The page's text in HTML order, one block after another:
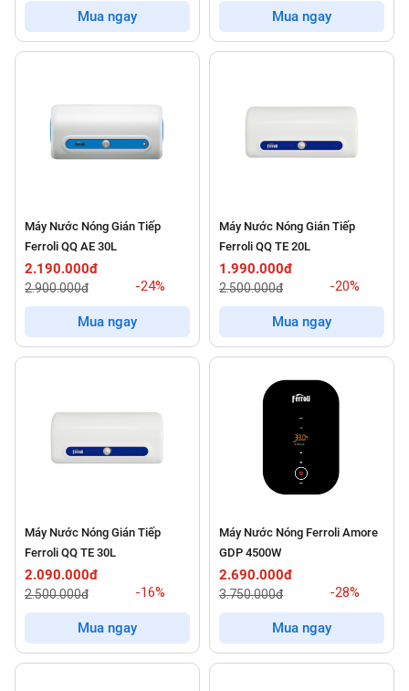
Mua ngay Mua ngay
Máy Nước Nóng Gián Tiếp
Ferroli QQ AE 30L
2.190.000đ
2.900.000đ -24%
Mua ngay
Máy Nước Nóng Gián Tiếp
Ferroli QQ TE 20L
1.990.000đ
2.500.000đ -20%
Mua ngay
Máy Nước Nóng Gián Tiếp
Ferroli QQ TE 30L
2.090.000đ
2.500.000đ -16%
Mua ngay
Máy Nước Nóng Ferroli Amore
GDP 4500W
2.690.000đ
3.750.000đ -28%
Mua ngay